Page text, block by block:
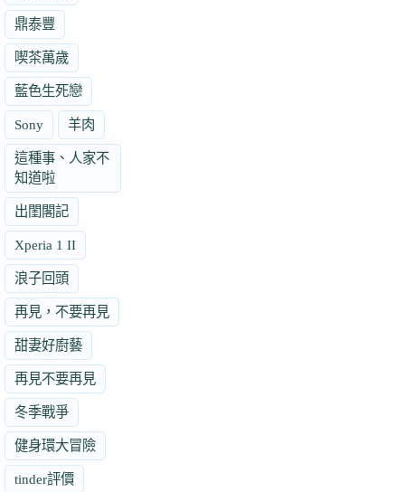
鼎泰豐
喫茶萬歲
藍色生死戀
Sony 羊肉
這種事、人家不
知道啦
出閨閣記
Xperia 1 II
浪子回頭
再見，不要再見
甜妻好廚藝
再見不要再見
冬季戰爭
健身環大冒險
tinder評價